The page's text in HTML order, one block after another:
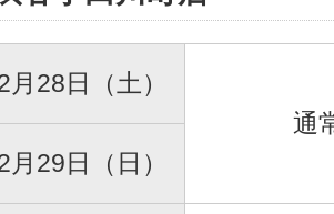
28日（土）
通
29日（日）